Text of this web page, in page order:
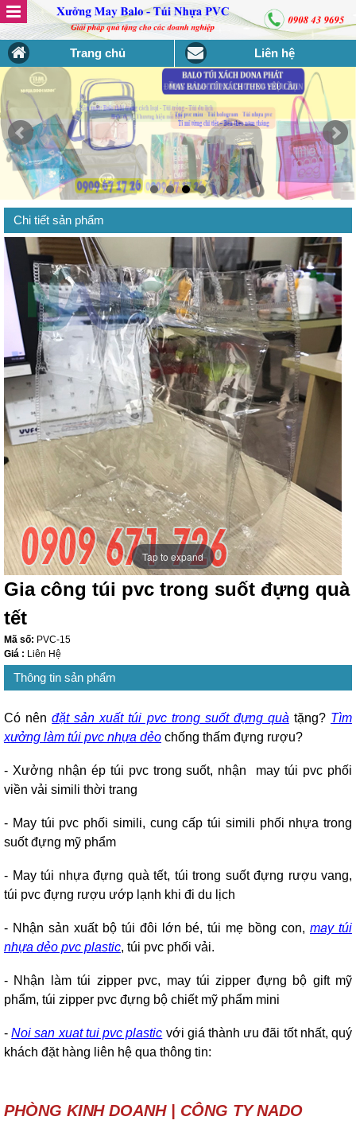
Trang chủ Liên hệ
Chi tiết sản phẩm
Tap to expand
Gia công túi pvc trong suốt đựng quà
tết
Mã số: PVC-15
Giá : Liên Hệ
Thông tin sản phẩm
Có nênđặt sản xuất túi pvc trong suốt đựng quà tặng? Tìm
xưởng làm túi pvc nhựa dẻo chống thấm đựng rượu?
- Xưởng nhận ép túi pvc trong suốt, nhận may túi pvc phối
viền vải simili thời trang
- May túi pvc phối simili, cung cấp túi simili phối nhựa trong
suốt đựng mỹ phẩm
- May túi nhựa đựng quà tết, túi trong suốt đựng rượu vang,
túi pvc đựng rượu ướp lạnh khi đi du lịch
- Nhận sản xuất bộ túi đôi lớn bé, túi mẹ bồng con,may túi
nhựa dẻo pvc plastic, túi pvc phối vải.
- Nhận làm túi zipper pvc, may túi zipper đựng bộ gift mỹ
phẩm, túi zipper pvc đựng bộ chiết mỹ phẩm mini
-Noi san xuat tui pvc plastic với giá thành ưu đãi tốt nhất, quý
khách đặt hàng liên hệ qua thông tin:
PHÒNG KINH DOANH | CÔNG TY NADO